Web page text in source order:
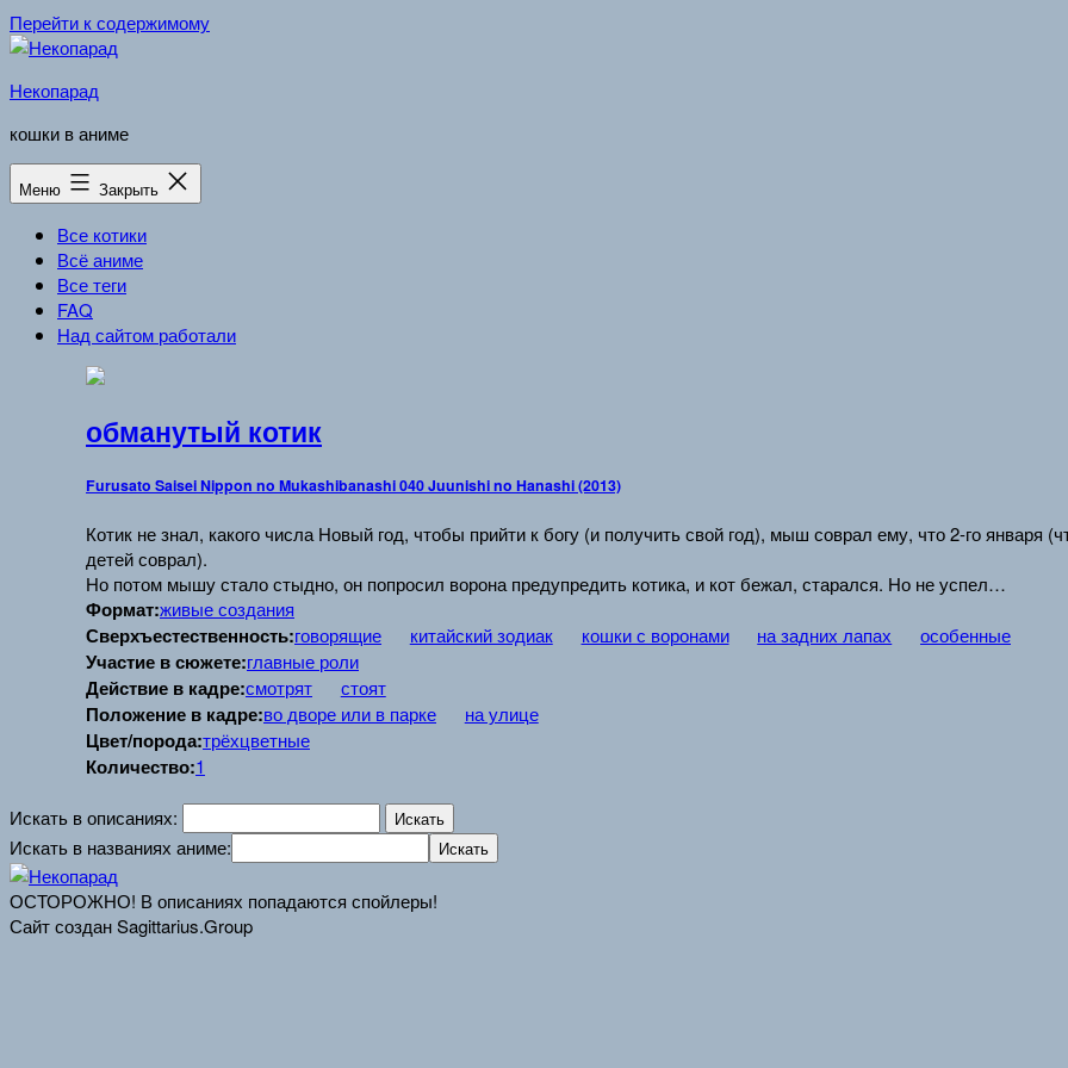
Перейти к содержимому
Некопарад
кошки в аниме
Меню Закрыть
Все котики
Всё аниме
Все теги
FAQ
Над сайтом работали
обманутый котик
Furusato Saisei Nippon no Mukashibanashi 040 Juunishi no Hanashi (2013)
Котик не знал, какого числа Новый год, чтобы прийти к богу (и получить свой год), мыш соврал ему, что 2-го января
детей соврал).
Но потом мышу стало стыдно, он попросил ворона предупредить котика, и кот бежал, старался. Но не успел…
Формат:живые создания
Сверхъестественность:говорящие китайский зодиак кошки с воронами на задних лапах особенные
Участие в сюжете:главные роли
Действие в кадре:смотрят стоят
Положение в кадре:во дворе или в парке на улице
Цвет/порода:трёхцветные
Количество:1
Искать в описаниях:
Искать в названиях аниме:
ОСТОРОЖНО! В описаниях попадаются спойлеры!
Сайт создан Sagittarius.Group